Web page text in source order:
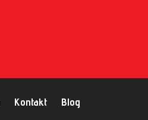
Kontakt Blog